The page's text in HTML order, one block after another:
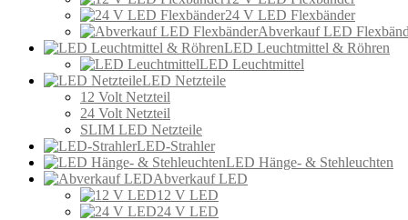
24 V LED Flexbänder
Abverkauf LED
LED Leuchtmittel & Röhren
LED Leuchtmittel
LED Netzteile
12 Volt Netzteil
24 Volt Netzteil
SLIM LED Netzteile
LED-Strahler
LED Hänge- & Stehleuchten
Abverkauf LED
12 V LED
24 V LED